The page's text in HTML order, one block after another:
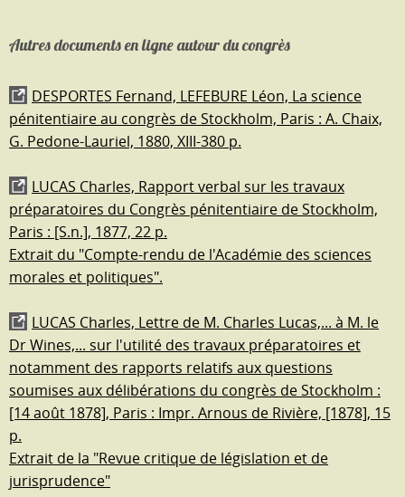
Autres documents en ligne autour du congrès
DESPORTES Fernand, LEFEBURE Léon, La science
pénitentiaire au congrès de Stockholm, Paris : A. Chaix,
G. Pedone-Lauriel, 1880, XIII-380 p.
LUCAS Charles, Rapport verbal sur les travaux
préparatoires du Congrès pénitentiaire de Stockholm,
Paris : [S.n.], 1877, 22 p.
Extrait du "Compte-rendu de l'Académie des sciences
morales et politiques".
LUCAS Charles, Lettre de M. Charles Lucas,... à M. le
Dr Wines,... sur l'utilité des travaux préparatoires et
notamment des rapports relatifs aux questions
soumises aux délibérations du congrès de Stockholm :
[14 août 1878], Paris : Impr. Arnous de Rivière, [1878], 15
p.
Extrait de la "Revue critique de législation et de
jurisprudence"